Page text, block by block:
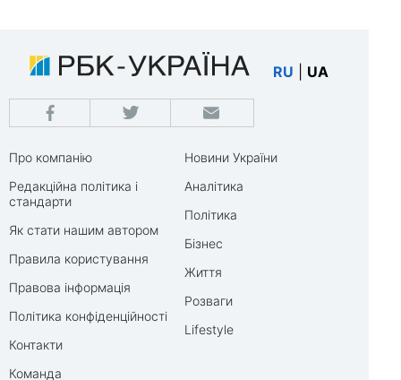
RU UA
Про компанію
Редакційна політика і
стандарти
Як стати нашим автором
Правила користування
Правова інформація
Політика конфіденційності
Контакти
Команда
Новини України
Аналітика
Політика
Бізнес
Життя
Розваги
Lifestyle